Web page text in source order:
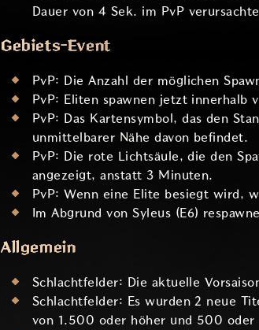
Dauer von 4 Sek. im PvP
Gebiets-Event
PvP: Die Anzahl der möglichen
PvP: Eliten spawnen jetzt innerhalb
PvP: Das Kartensymbol, das den
unmittelbarer Nähe davon befindet.
PvP: Die rote Lichtsäule, die den
angezeigt, anstatt 3 Minuten.
PvP: Wenn eine Elite besiegt wird,
Im Abgrund von Syleus (E6)
Allgemein
Schlachtfelder: Die aktuelle
Schlachtfelder: Es wurden 2 neue
von 1.500 oder höher und 500 oder